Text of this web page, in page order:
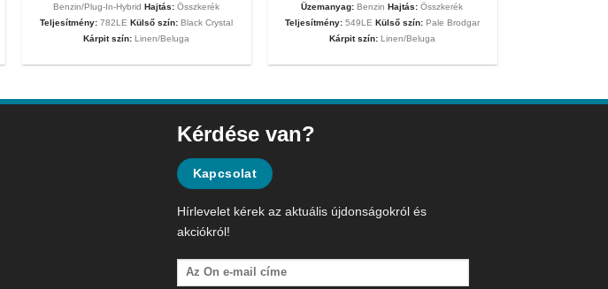
Benzin/Plug-In-Hybrid Hajtás:Összkerék
Teljesítmény:782LE Külső szín: Black Crystal
Kárpit szín:Linen/Beluga
Üzemanyag: BenzinHajtás: Összkerék
Teljesítmény:549LE Külső szín: Pale Brodgar
Kárpit szín:Linen/Beluga
Kérdése van?
Kapcsolat
Hírlevelet kérek az aktuális újdonságokról és
akciókról!